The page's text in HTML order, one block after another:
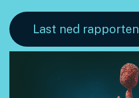
Last ned rapporten